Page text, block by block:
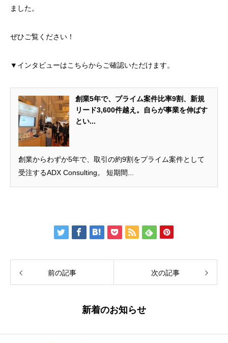
ました。
ぜひご覧ください！
▼インタビューはこちらからご確認いただけます。
創業5年で、プライム案件比率9割、新規
リード3,600件越え。自らが事業を伸ばす
とい...
創業からわずか5年で、取引の約9割をプライム案件として
受注するADX Consulting。 短期間...
前の記事 次の記事
新着のお知らせ